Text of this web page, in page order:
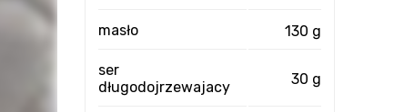
masło 130 g
ser
długodojrzewajacy
30 g